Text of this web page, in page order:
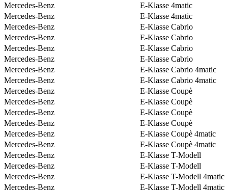
Mercedes-Benz
E-Klasse 4matic
Mercedes-Benz
E-Klasse 4matic
Mercedes-Benz
E-Klasse Cabrio
Mercedes-Benz
E-Klasse Cabrio
Mercedes-Benz
E-Klasse Cabrio
Mercedes-Benz
E-Klasse Cabrio
Mercedes-Benz
E-Klasse Cabrio 4matic
Mercedes-Benz
E-Klasse Cabrio 4matic
Mercedes-Benz
E-Klasse Coupè
Mercedes-Benz
E-Klasse Coupè
Mercedes-Benz
E-Klasse Coupè
Mercedes-Benz
E-Klasse Coupè
Mercedes-Benz
E-Klasse Coupè 4matic
Mercedes-Benz
E-Klasse Coupè 4matic
Mercedes-Benz
E-Klasse T-Modell
Mercedes-Benz
E-Klasse T-Modell
Mercedes-Benz
E-Klasse T-Modell 4matic
Mercedes-Benz
E-Klasse T-Modell 4matic